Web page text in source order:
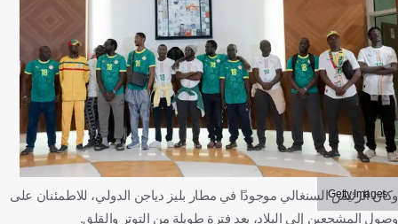
Getty Images
وكان الرئيس السنغالي موجودًا في مطار بليز دياجن الدولي، للاطمئنان على
وصول المشجعين إلى البلاد، بعد فترة طويلة من التوتر والقلق.